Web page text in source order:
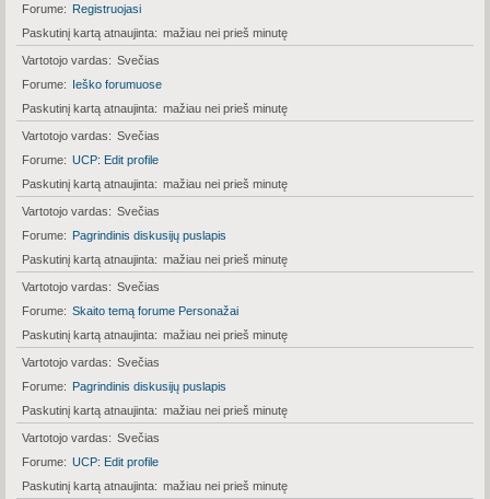
Forume
Registruojasi
Paskutinį kartą atnaujinta
mažiau nei prieš minutę
Vartotojo vardas
Svečias
Forume
Ieško forumuose
Paskutinį kartą atnaujinta
mažiau nei prieš minutę
Vartotojo vardas
Svečias
Forume
UCP: Edit profile
Paskutinį kartą atnaujinta
mažiau nei prieš minutę
Vartotojo vardas
Svečias
Forume
Pagrindinis diskusijų puslapis
Paskutinį kartą atnaujinta
mažiau nei prieš minutę
Vartotojo vardas
Svečias
Forume
Skaito temą forume Personažai
Paskutinį kartą atnaujinta
mažiau nei prieš minutę
Vartotojo vardas
Svečias
Forume
Pagrindinis diskusijų puslapis
Paskutinį kartą atnaujinta
mažiau nei prieš minutę
Vartotojo vardas
Svečias
Forume
UCP: Edit profile
Paskutinį kartą atnaujinta
mažiau nei prieš minutę